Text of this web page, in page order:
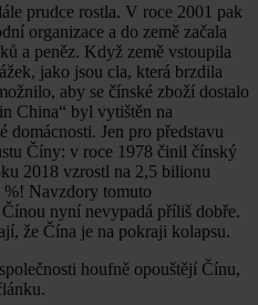
prudce rostla. V roce 2001 pak
organizace a do země začala
a peněz. Když země vstoupila
jako jsou cla, která brzdila
aby se čínské zboží dostalo
China“ byl vytištěn na
domácnosti. Jen pro představu
Číny: v roce 1978 činil čínský
2018 vzrostl na 2,5 bilionu
%! Navzdory tomuto
nyní nevypadá příliš dobře.
že Čína je na pokraji kolapsu.
houfně opouštějí Čínu,